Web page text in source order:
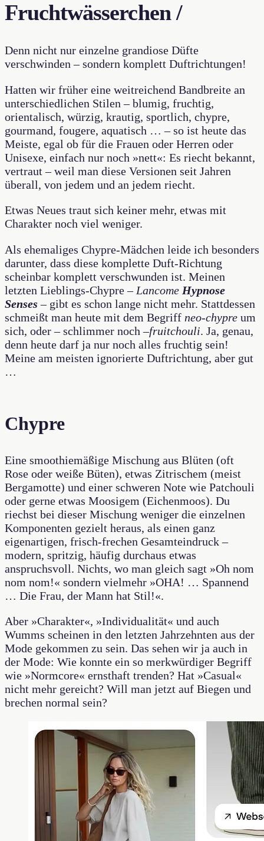
Fruchtwässerchen /
Denn nicht nur einzelne grandiose Düfte
verschwinden – sondern komplett Duftrichtungen!
Hatten wir früher eine weitreichend Bandbreite an
unterschiedlichen Stilen – blumig, fruchtig,
orientalisch, würzig, krautig, sportlich, chypre,
gourmand, fougere, aquatisch … – so ist heute das
Meiste, egal ob für die Frauen oder Herren oder
Unisexe, einfach nur noch »nett«: Es riecht bekannt,
vertraut – weil man diese Versionen seit Jahren
überall, von jedem und an jedem riecht.
Etwas Neues traut sich keiner mehr, etwas mit
Charakter noch viel weniger.
Als ehemaliges Chypre-Mädchen leide ich besonders
darunter, dass diese komplette Duft-Richtung
scheinbar komplett verschwunden ist. Meinen
letzten Lieblings-Chypre – Lancome Hypnose
Senses – gibt es schon lange nicht mehr. Stattdessen
schmeißt man heute mit dem Begriff neo-chypre um
sich, oder – schlimmer noch –fruitchouli. Ja, genau,
denn heute darf ja nur noch alles fruchtig sein!
Meine am meisten ignorierte Duftrichtung, aber gut
…
Chypre
Eine smoothiemäßige Mischung aus Blüten (oft
Rose oder weiße Büten), etwas Zitrischem (meist
Bergamotte) und einer schweren Note wie Patchouli
oder gerne etwas Moosigem (Eichenmoos). Du
riechst bei dieser Mischung weniger die einzelnen
Komponenten gezielt heraus, als einen ganz
eigenartigen, frisch-frechen Gesamteindruck –
modern, spritzig, häufig durchaus etwas
anspruchsvoll. Nichts, wo man gleich sagt »Oh nom
nom nom!« sondern vielmehr »OHA! … Spannend
… Die Frau, der Mann hat Stil!«.
Aber »Charakter«, »Individualität« und auch
Wumms scheinen in den letzten Jahrzehnten aus der
Mode gekommen zu sein. Das sehen wir ja auch in
der Mode: Wie konnte ein so merkwürdiger Begriff
wie »Normcore« ernsthaft trenden? Hat »Casual«
nicht mehr gereicht? Will man jetzt auf Biegen und
brechen normal sein?